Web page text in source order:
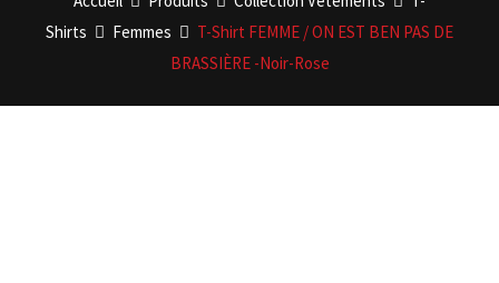
Shirts
Femmes
T-Shirt FEMME / ON EST BEN PAS DE
BRASSIÈRE -Noir-Rose